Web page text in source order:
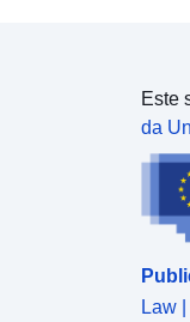
Este
da
Law